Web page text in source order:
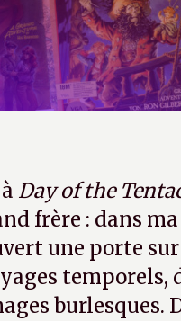
Day of the
frère : dans
une porte
temporels,
burlesques.